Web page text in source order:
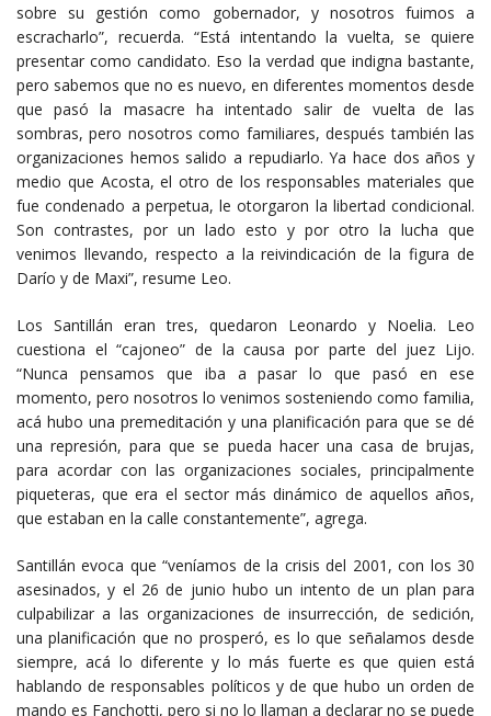
sobre su gestión como gobernador, y nosotros fuimos a
escracharlo”, recuerda. “Está intentando la vuelta, se quiere
presentar como candidato. Eso la verdad que indigna bastante,
pero sabemos que no es nuevo, en diferentes momentos desde
que pasó la masacre ha intentado salir de vuelta de las
sombras, pero nosotros como familiares, después también las
organizaciones hemos salido a repudiarlo. Ya hace dos años y
medio que Acosta, el otro de los responsables materiales que
fue condenado a perpetua, le otorgaron la libertad condicional.
Son contrastes, por un lado esto y por otro la lucha que
venimos llevando, respecto a la reivindicación de la figura de
Darío y de Maxi”, resume Leo.
Los Santillán eran tres, quedaron Leonardo y Noelia. Leo
cuestiona el “cajoneo” de la causa por parte del juez Lijo.
“Nunca pensamos que iba a pasar lo que pasó en ese
momento, pero nosotros lo venimos sosteniendo como familia,
acá hubo una premeditación y una planificación para que se dé
una represión, para que se pueda hacer una casa de brujas,
para acordar con las organizaciones sociales, principalmente
piqueteras, que era el sector más dinámico de aquellos años,
que estaban en la calle constantemente”, agrega.
Santillán evoca que “veníamos de la crisis del 2001, con los 30
asesinados, y el 26 de junio hubo un intento de un plan para
culpabilizar a las organizaciones de insurrección, de sedición,
una planificación que no prosperó, es lo que señalamos desde
siempre, acá lo diferente y lo más fuerte es que quien está
hablando de responsables políticos y de que hubo un orden de
mando es Fanchotti, pero si no lo llaman a declarar no se puede